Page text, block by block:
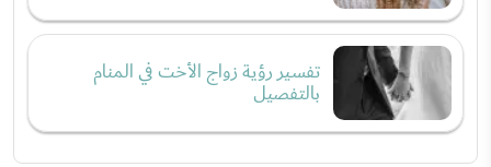
تفسير رؤية زواج الأخت في المنام
بالتفصيل